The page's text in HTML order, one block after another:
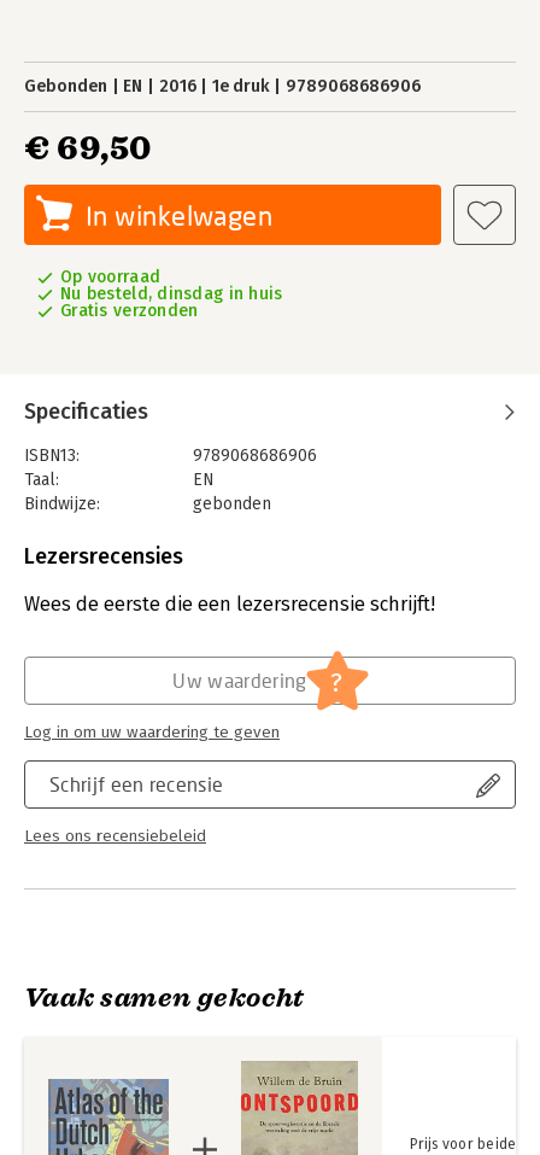
Gebonden EN 2016 1e druk 9789068686906
€ 69,50
In winkelwagen
Op voorraad
Nu besteld, dinsdag in huis
Gratis verzonden
Specificaties
ISBN13:
9789068686906
Taal:
EN
Bindwijze:
gebonden
Uitgever:
Verschijningsdatum:
22-1-2016
Wetenschap en techniek
Lezersrecensies
Wees de eerste die een lezersrecensie schrijft!
Schrijf een recensie
Lees ons recensiebeleid
Uw waardering ?
Log in om uw waardering te geven
Vaak samen gekocht
Prijs voor beide